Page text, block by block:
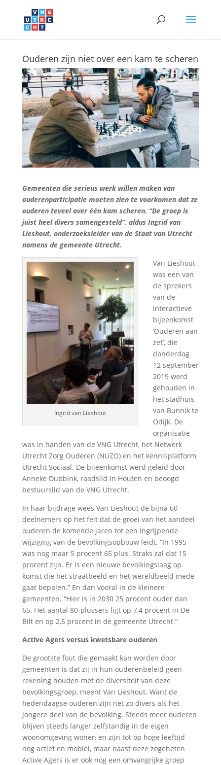
Ouderen zijn niet over een kam te scheren
Gemeenten die serieus werk willen maken van
ouderenparticipatie moeten zien te voorkomen dat ze
ouderen teveel over één kam scheren. “De groep is
juist heel divers samengesteld”, aldus Ingrid van
Lieshout, onderzoeksleider van de Staat van Utrecht
namens de gemeente Utrecht.
Ingrid van Lieshout
Van Lieshout
was een van
de sprekers
van de
interactieve
bijeenkomst
‘Ouderen aan
zet’, die
donderdag
12 september
2019 werd
gehouden in
het stadhuis
van Bunnik te
Odijk. De
organisatie
was in handen van de VNG Utrecht, het Netwerk
Utrecht Zorg Ouderen (NUZO) en het kennisplatform
Utrecht Sociaal. De bijeenkomst werd geleid door
Anneke Dubbink, raadslid in Houten en beoogd
bestuurslid van de VNG Utrecht.
In haar bijdrage wees Van Lieshout de bijna 60
deelnemers op het feit dat de groei van het aandeel
ouderen de komende jaren tot een ingrijpende
wijziging van de bevolkingsopbouw leidt. “In 1995
was nog maar 5 procent 65 plus. Straks zal dat 15
procent zijn. Er is een nieuwe bevolkingslaag op
komst die het straatbeeld en het wereldbeeld mede
gaat bepalen.” En dan vooral in de kleinere
gemeenten. “Hier is in 2030 25 procent ouder dan
65. Het aantal 80-plussers ligt op 7,4 procent in De
Bilt en op 2,5 procent in de gemeente Utrecht.”
Active Agers versus kwetsbare ouderen
De grootste fout die gemaakt kan worden door
gemeenten is dat zij in hun ouderenbeleid geen
rekening houden met de diversiteit van deze
bevolkingsgroep, meent Van Lieshout. Want de
hedendaagse ouderen zijn net zo divers als het
jongere deel van de bevolking. Steeds meer ouderen
blijven steeds langer zelfstandig in de eigen
woonomgeving wonen en zijn tot op hoge leeftijd
nog actief en mobiel, maar naast deze zogeheten
Active Agers is er ook nog een omvangrijke groep